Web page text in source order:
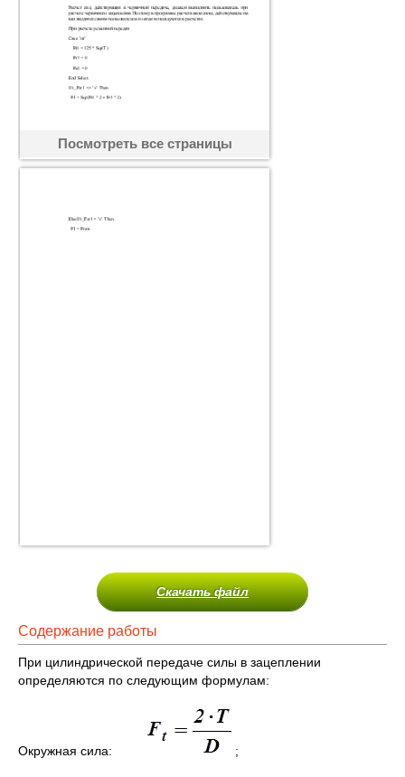
Посмотреть все страницы
Скачать файл
Содержание работы
При цилиндрической передаче силы в зацеплении
определяются по следующим формулам:
Окружная сила: ;